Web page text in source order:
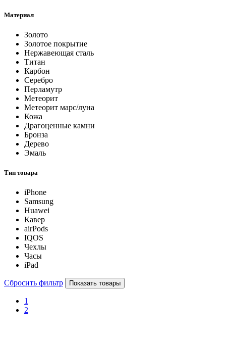
Материал
Золото
Золотое покрытие
Нержавеющая сталь
Титан
Карбон
Серебро
Перламутр
Метеорит
Метеорит марс/луна
Кожа
Драгоценные камни
Бронза
Дерево
Эмаль
Тип товара
iPhone
Samsung
Huawei
Кавер
airPods
IQOS
Чехлы
Часы
iPad
Сбросить фильтр Показать товары
1
2